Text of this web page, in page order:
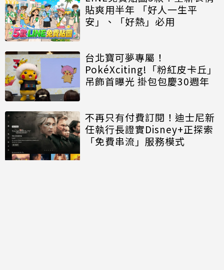
貼爽用半年 「好人一生平
安」、「好熱」必用
台北寶可夢專屬！
PokéXciting!「粉紅皮卡丘」
吊飾首曝光 掛包包慶30週年
不再只有付費訂閱！迪士尼新
任執行長證實Disney+正探索
「免費串流」服務模式